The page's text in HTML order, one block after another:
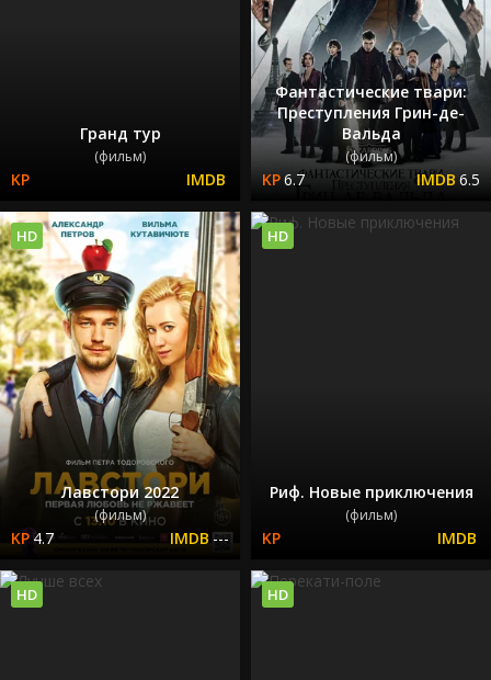
Гранд тур
(фильм)
Фантастические твари:
Преступления Грин-де-
Вальда
(фильм)
6.7 6.5
Лавстори 2022
(фильм)
4.7 ---
HD
Риф. Новые приключения
(фильм)
HD
HD HD